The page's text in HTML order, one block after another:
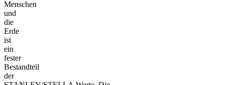
Menschen
und
die
Erde
ist
ein
fester
Bestandteil
der